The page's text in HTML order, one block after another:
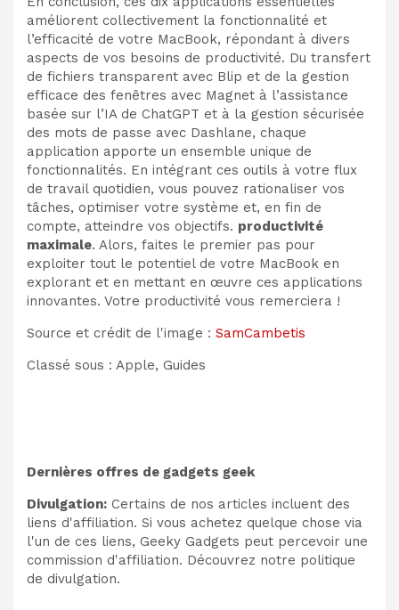
améliorent collectivement la fonctionnalité et
l’efficacité de votre MacBook, répondant à divers
aspects de vos besoins de productivité. Du transfert
de fichiers transparent avec Blip et de la gestion
efficace des fenêtres avec Magnet à l’assistance
basée sur l’IA de ChatGPT et à la gestion sécurisée
des mots de passe avec Dashlane, chaque
application apporte un ensemble unique de
fonctionnalités. En intégrant ces outils à votre flux
de travail quotidien, vous pouvez rationaliser vos
tâches, optimiser votre système et, en fin de
compte, atteindre vos objectifs. productivité
maximale. Alors, faites le premier pas pour
exploiter tout le potentiel de votre MacBook en
explorant et en mettant en œuvre ces applications
innovantes. Votre productivité vous remerciera !
Source et crédit de l'image : SamCambetis
Classé sous : Apple, Guides
Dernières offres de gadgets geek
Divulgation: Certains de nos articles incluent des
liens d'affiliation. Si vous achetez quelque chose via
l'un de ces liens, Geeky Gadgets peut percevoir une
commission d'affiliation. Découvrez notre politique
de divulgation.